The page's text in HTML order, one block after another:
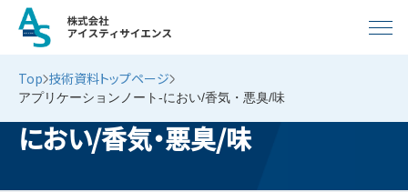
Top 技術資料トップページ
アプリケーションノート-におい/香気・悪臭/味
におい/香気・悪臭/味